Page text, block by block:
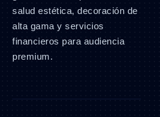
salud estética, decoración de
alta gama y servicios
financieros para audiencia
premium.